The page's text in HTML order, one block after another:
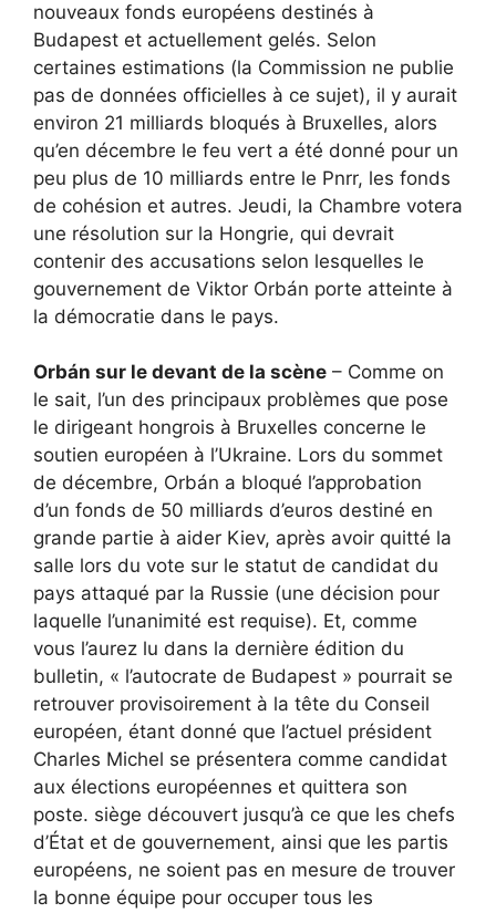
nouveaux fonds européens destinés à
Budapest et actuellement gelés. Selon
certaines estimations (la Commission ne publie
pas de données officielles à ce sujet), il y aurait
environ 21 milliards bloqués à Bruxelles, alors
qu’en décembre le feu vert a été donné pour un
peu plus de 10 milliards entre le Pnrr, les fonds
de cohésion et autres. Jeudi, la Chambre votera
une résolution sur la Hongrie, qui devrait
contenir des accusations selon lesquelles le
gouvernement de Viktor Orbán porte atteinte à
la démocratie dans le pays.
Orbán sur le devant de la scène – Comme on
le sait, l’un des principaux problèmes que pose
le dirigeant hongrois à Bruxelles concerne le
soutien européen à l’Ukraine. Lors du sommet
de décembre, Orbán a bloqué l’approbation
d’un fonds de 50 milliards d’euros destiné en
grande partie à aider Kiev, après avoir quitté la
salle lors du vote sur le statut de candidat du
pays attaqué par la Russie (une décision pour
laquelle l’unanimité est requise). Et, comme
vous l’aurez lu dans la dernière édition du
bulletin, « l’autocrate de Budapest » pourrait se
retrouver provisoirement à la tête du Conseil
européen, étant donné que l’actuel président
Charles Michel se présentera comme candidat
aux élections européennes et quittera son
poste. siège découvert jusqu’à ce que les chefs
d’État et de gouvernement, ainsi que les partis
européens, ne soient pas en mesure de trouver
la bonne équipe pour occuper tous les